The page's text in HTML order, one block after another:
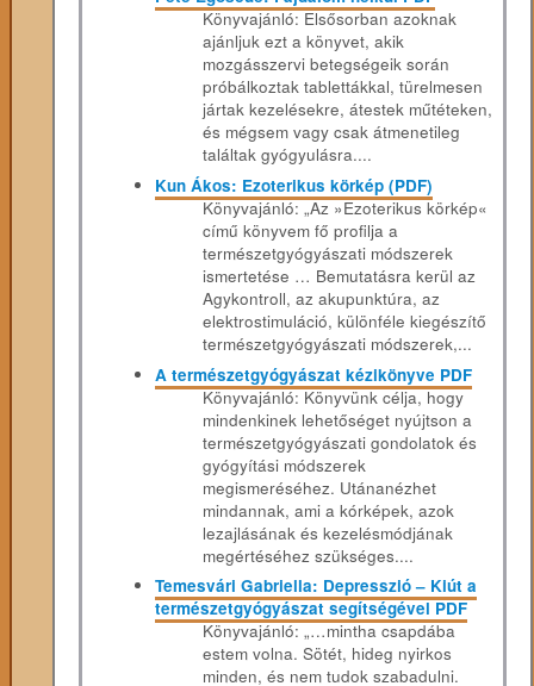
Könyvajánló: Elsősorban azoknak
ajánljuk ezt a könyvet, akik
mozgásszervi betegségeik során
próbálkoztak tablettákkal, türelmesen
jártak kezelésekre, átestek műtéteken,
és mégsem vagy csak átmenetileg
találtak gyógyulásra....
Kun Ákos: Ezoterikus körkép (PDF)
Könyvajánló: „Az »Ezoterikus körkép«
című könyvem fő profilja a
természetgyógyászati módszerek
ismertetése … Bemutatásra kerül az
Agykontroll, az akupunktúra, az
elektrostimuláció, különféle kiegészítő
természetgyógyászati módszerek,...
A természetgyógyászat kézikönyve PDF
Könyvajánló: Könyvünk célja, hogy
mindenkinek lehetőséget nyújtson a
természetgyógyászati gondolatok és
gyógyítási módszerek
megismeréséhez. Utánanézhet
mindannak, ami a kórképek, azok
lezajlásának és kezelésmódjának
megértéséhez szükséges....
Temesvári Gabriella: Depresszió – Kiút a
természetgyógyászat segítségével PDF
Könyvajánló: „…mintha csapdába
estem volna. Sötét, hideg nyirkos
minden, és nem tudok szabadulni.